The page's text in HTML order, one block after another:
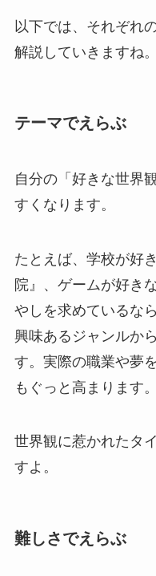
以下では、それぞれ
解説していきますね。
テーマでえらぶ
自分の「好きな世界
すくなります。
たとえば、学校が好
院』、ゲームが好き
やしを求めているな
興味あるジャンルか
す。実際の職業や夢
もぐっと高まります。
世界観に惹かれたタ
すよ。
難しさでえらぶ